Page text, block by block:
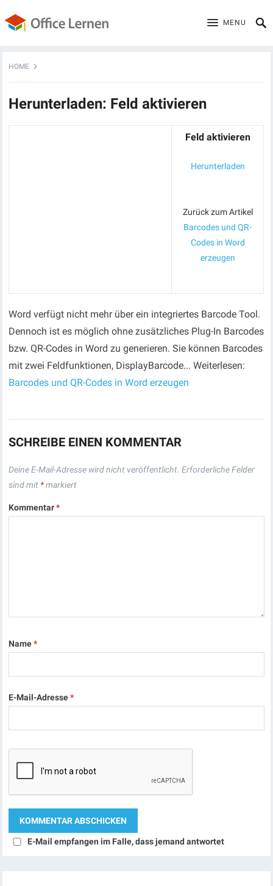
MENU
HOME
Herunterladen: Feld aktivieren
Feld aktivieren
Herunterladen
Zurück zum Artikel
Barcodes und QR-
Codes in Word
erzeugen
Word verfügt nicht mehr über ein integriertes Barcode Tool.
Dennoch ist es möglich ohne zusätzliches Plug-In Barcodes
bzw. QR-Codes in Word zu generieren. Sie können Barcodes
mit zwei Feldfunktionen, DisplayBarcode... Weiterlesen:
Barcodes und QR-Codes in Word erzeugen
SCHREIBE EINEN KOMMENTAR
Deine E-Mail-Adresse wird nicht veröffentlicht. Erforderliche Felder
sind mit *markiert
Kommentar*
Name*
E-Mail-Adresse*
E-Mail empfangen im Falle, dass jemand antwortet